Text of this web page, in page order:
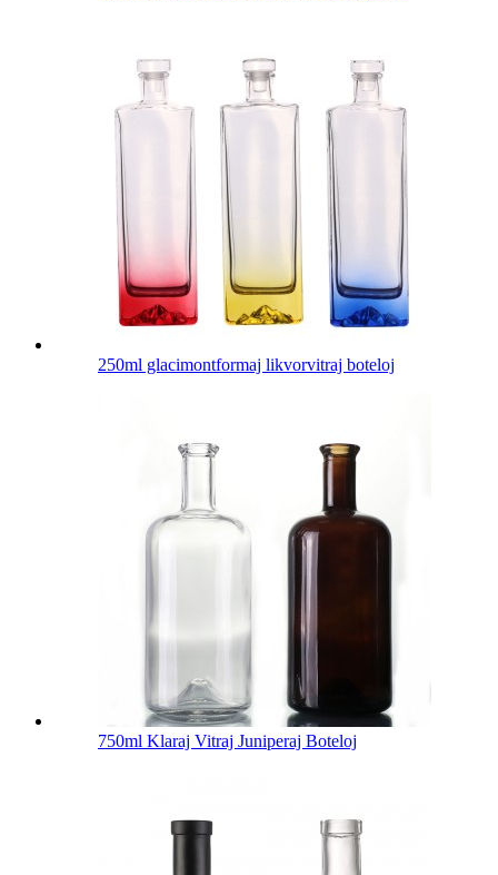
250ml glacimontformaj likvorvitraj boteloj
750ml Klaraj Vitraj Juniperaj Boteloj